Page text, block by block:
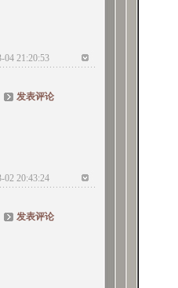
04 21:20:53
发表评论
02 20:43:24
发表评论